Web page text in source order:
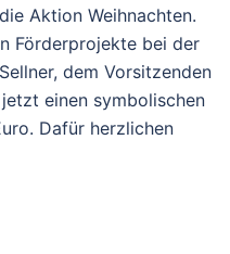
Aktion Weihnachten.
Förderprojekte bei der
dem Vorsitzenden
einen symbolischen
Dafür herzlichen